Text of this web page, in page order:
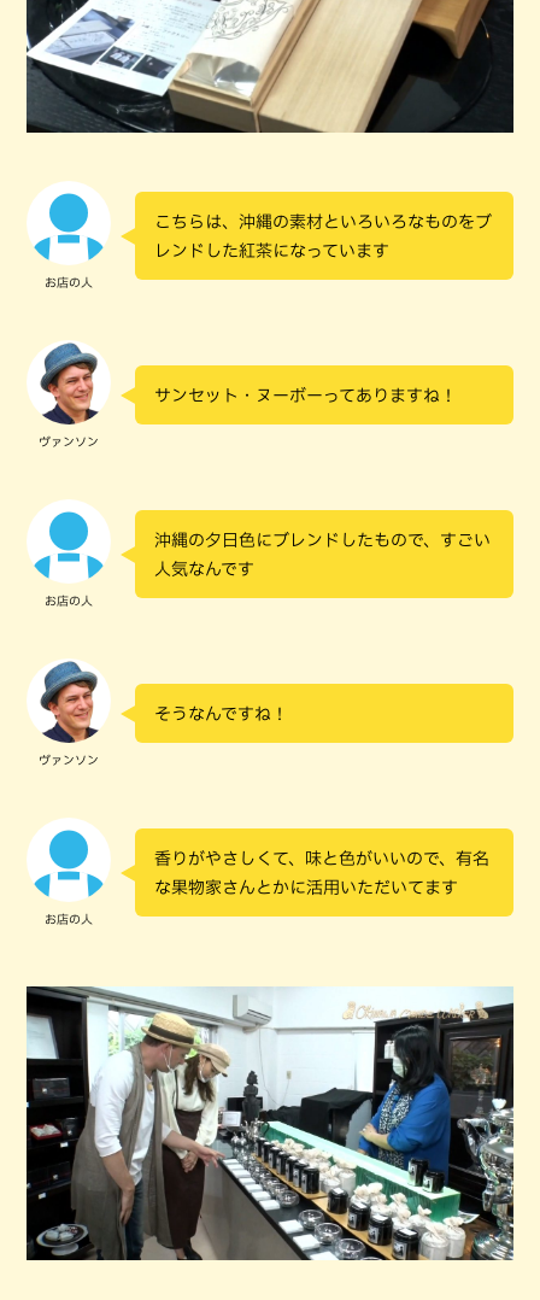
お店の人
こちらは、沖縄の素材といろいろなものをブ
レンドした紅茶になっています
ヴァンソン
サンセット・ヌーボーってありますね！
お店の人
沖縄の夕日色にブレンドしたもので、すごい
人気なんです
ヴァンソン
そうなんですね！
お店の人
香りがやさしくて、味と色がいいので、有名
な果物家さんとかに活用いただいてます